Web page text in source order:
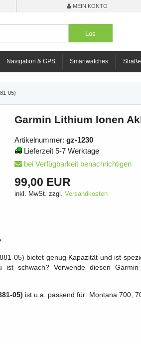
MEIN KONTO
Navigation & GPS Smartwatches
05)
Garmin Lithium Ionen
Artikelnummer: gz-1230
Lieferzeit 5-7 Werktage
bei Verfügbarkeit benachrichtigen
99,00 EUR
inkl. MwSt. zzgl. Versandkosten
05) bietet genug Kapazität und ist
ist schwach? Verwende diesen
05) ist u.a. passend für: Montana 700,